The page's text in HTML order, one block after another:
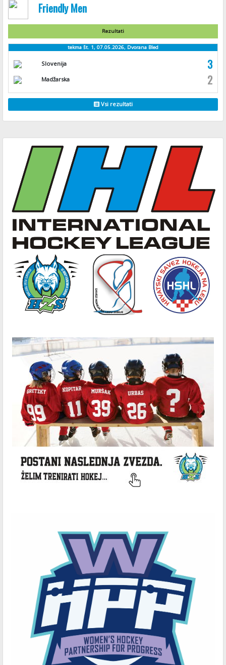
Friendly Men
Rezultati
tekma št. 1, 07.05.2026, Dvorana Bled
Slovenija 3
Madžarska 2
Vsi rezultati